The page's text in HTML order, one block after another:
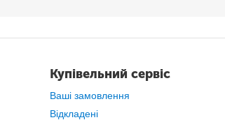
Купівельний сервіс
Ваші замовлення
Відкладені